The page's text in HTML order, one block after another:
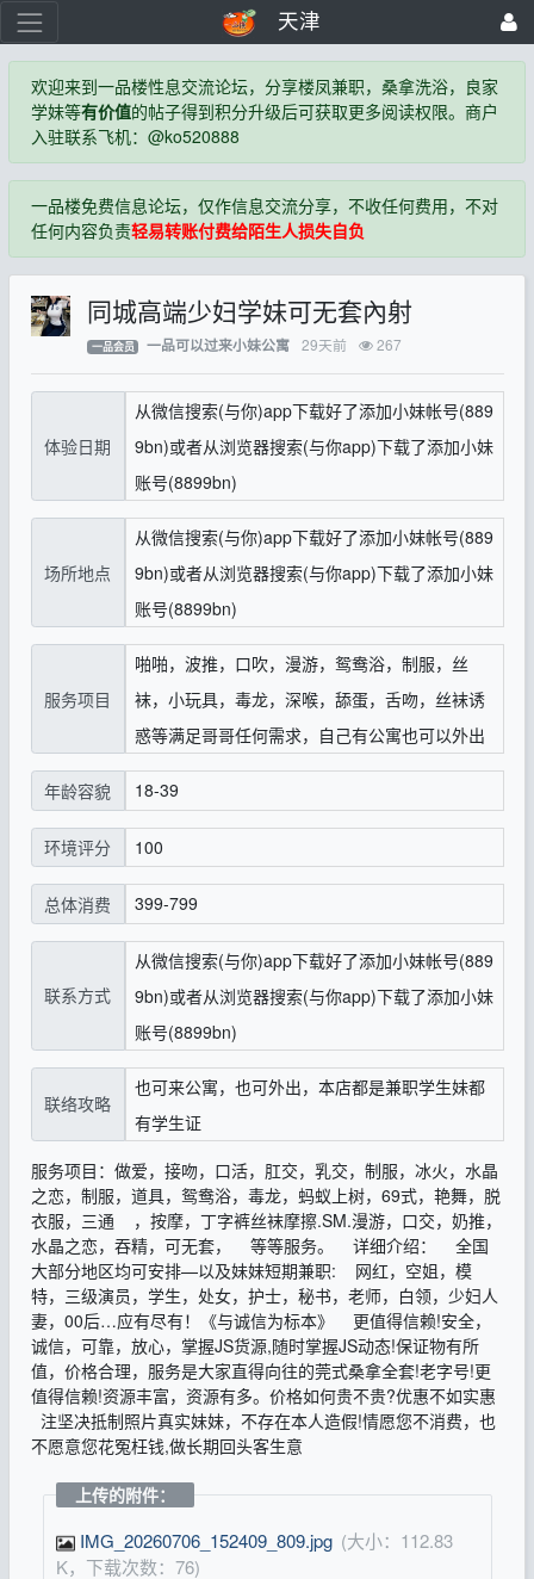
天津
欢迎来到一品楼性息交流论坛，分享楼凤兼职，桑拿洗浴，良家
学妹等有价值的帖子得到积分升级后可获取更多阅读权限。商户
入驻联系飞机：@ko520888
一品楼免费信息论坛，仅作信息交流分享，不收任何费用，不对
任何内容负责轻易转账付费给陌生人损失自负
同城高端少妇学妹可无套內射
一品会员 一品可以过来小妹公寓 29天前 267
体验日期
从微信搜索(与你)app下载好了添加小妹帐号(889
9bn)或者从浏览器搜索(与你app)下载了添加小妹
账号(8899bn)
场所地点
从微信搜索(与你)app下载好了添加小妹帐号(889
9bn)或者从浏览器搜索(与你app)下载了添加小妹
账号(8899bn)
服务项目
啪啪，波推，口吹，漫游，鸳鸯浴，制服，丝
袜，小玩具，毒龙，深喉，舔蛋，舌吻，丝袜诱
惑等满足哥哥任何需求，自己有公寓也可以外出
年龄容貌 18-39
环境评分 100
总体消费 399-799
联系方式
从微信搜索(与你)app下载好了添加小妹帐号(889
9bn)或者从浏览器搜索(与你app)下载了添加小妹
账号(8899bn)
联络攻略
也可来公寓，也可外出，本店都是兼职学生妹都
有学生证
服务项目：做爱，接吻，口活，肛交，乳交，制服，冰火，水晶
之恋，制服，道具，鸳鸯浴，毒龙，蚂蚁上树，69式，艳舞，脱
衣服，三通 ，按摩，丁字裤丝袜摩擦.SM.漫游，口交，奶推，
水晶之恋，吞精，可无套， 等等服务。 详细介绍： 全国
大部分地区均可安排—以及妹妹短期兼职: 网红，空姐，模
特，三级演员，学生，处女，护士，秘书，老师，白领，少妇人
妻，00后…应有尽有！《与诚信为标本》 更值得信赖!安全，
诚信，可靠，放心，掌握JS货源,随时掌握JS动态!保证物有所
值，价格合理，服务是大家直得向往的莞式桑拿全套!老字号!更
值得信赖!资源丰富，资源有多。价格如何贵不贵?优惠不如实惠
注坚决抵制照片真实妹妹，不存在本人造假!情愿您不消费，也
不愿意您花冤枉钱,做长期回头客生意
上传的附件：
IMG_20260706_152409_809.jpg (大小：112.83
K，下载次数：76)